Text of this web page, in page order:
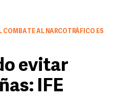
COMBATE AL NARCOTRÁFICO ES
evitar
IFE